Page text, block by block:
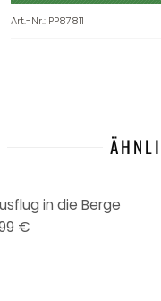
Art.-Nr.: PP87811
in die Berge
€